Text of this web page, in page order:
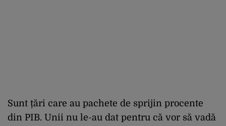
Sunt țări care au pachete de sprijin procente
din PIB. Unii nu le-au dat pentru că vor să vadă